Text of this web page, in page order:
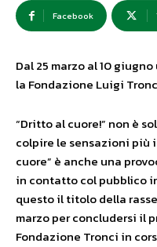
Facebook
Dal 25 marzo al 10
la Fondazione Luigi
“Dritto al cuore!” non è
colpire le sensazioni più
cuore” è anche una
in contatto col pubblico
questo il titolo della
marzo per concludersi il
Fondazione Tronci in